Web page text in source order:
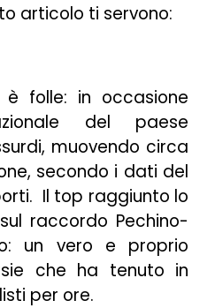
articolo ti servono:
folle: in occasione
del paese
muovendo circa
secondo i dati del
Il top raggiunto lo
raccordo Pechino-
un vero e proprio
che ha tenuto in
per ore.